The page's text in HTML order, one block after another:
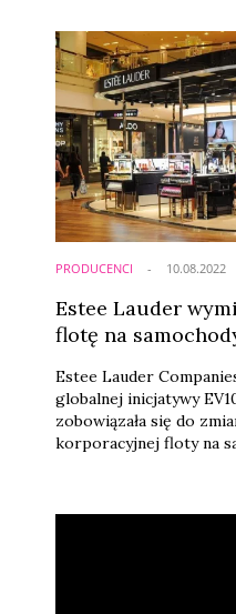
koncern zapowiada
zatrudnienia i
modelu biznesowym,
działalności w stronę
retailu selektywnego.
PRODUCENCI
Estee Lauder
flotę na
Estee Lauder
globalnej inicjatywy
zobowiązała się do
korporacyjnej floty na
10.08.2022